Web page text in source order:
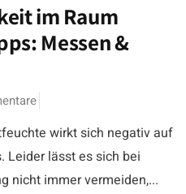
im Raum
Messen &
wirkt sich negativ auf
Leider lässt es sich bei
nicht immer vermeiden,...